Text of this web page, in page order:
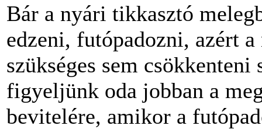
Bár a nyári tikkasztó
edzeni, futópadozni, azért
szükséges sem
figyeljünk oda jobban a
bevitelére, amikor a